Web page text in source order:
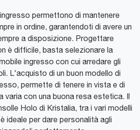
permettono di mantenere
in ordine, garantendoti di avere un
a disposizione. Progettare
è difficile, basta selezionare la
ingresso con cui arredare gli
L'acquisto di un buon modello di
permette di tenere in vista e di
varia con una buona resa estetica. Il
Holo di Kristalia, tra i vari modelli
ideale per dare personalità agli